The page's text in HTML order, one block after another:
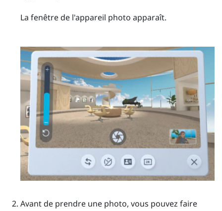
La fenêtre de l'appareil photo apparaît.
Avant de prendre une photo, vous pouvez faire